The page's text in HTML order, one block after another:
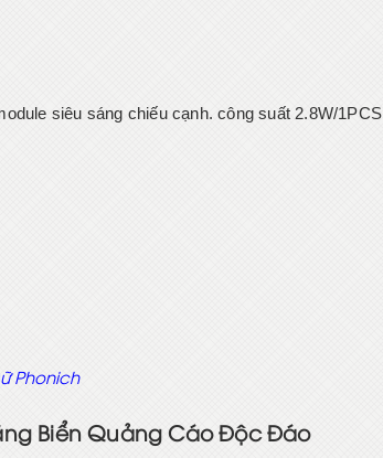
siêu sáng chiếu cạnh. công suất 2.8W/1PCS
Phonich
Biển Quảng Cáo Độc Đáo